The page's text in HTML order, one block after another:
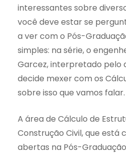
interessantes sobre
você deve estar se
a ver com o Pós-
simples: na série, o
Garcez, interpretado pelo
decide mexer com os
sobre isso que vamos falar.
A área de Cálculo de
Construção Civil, que está
abertas na Pós-